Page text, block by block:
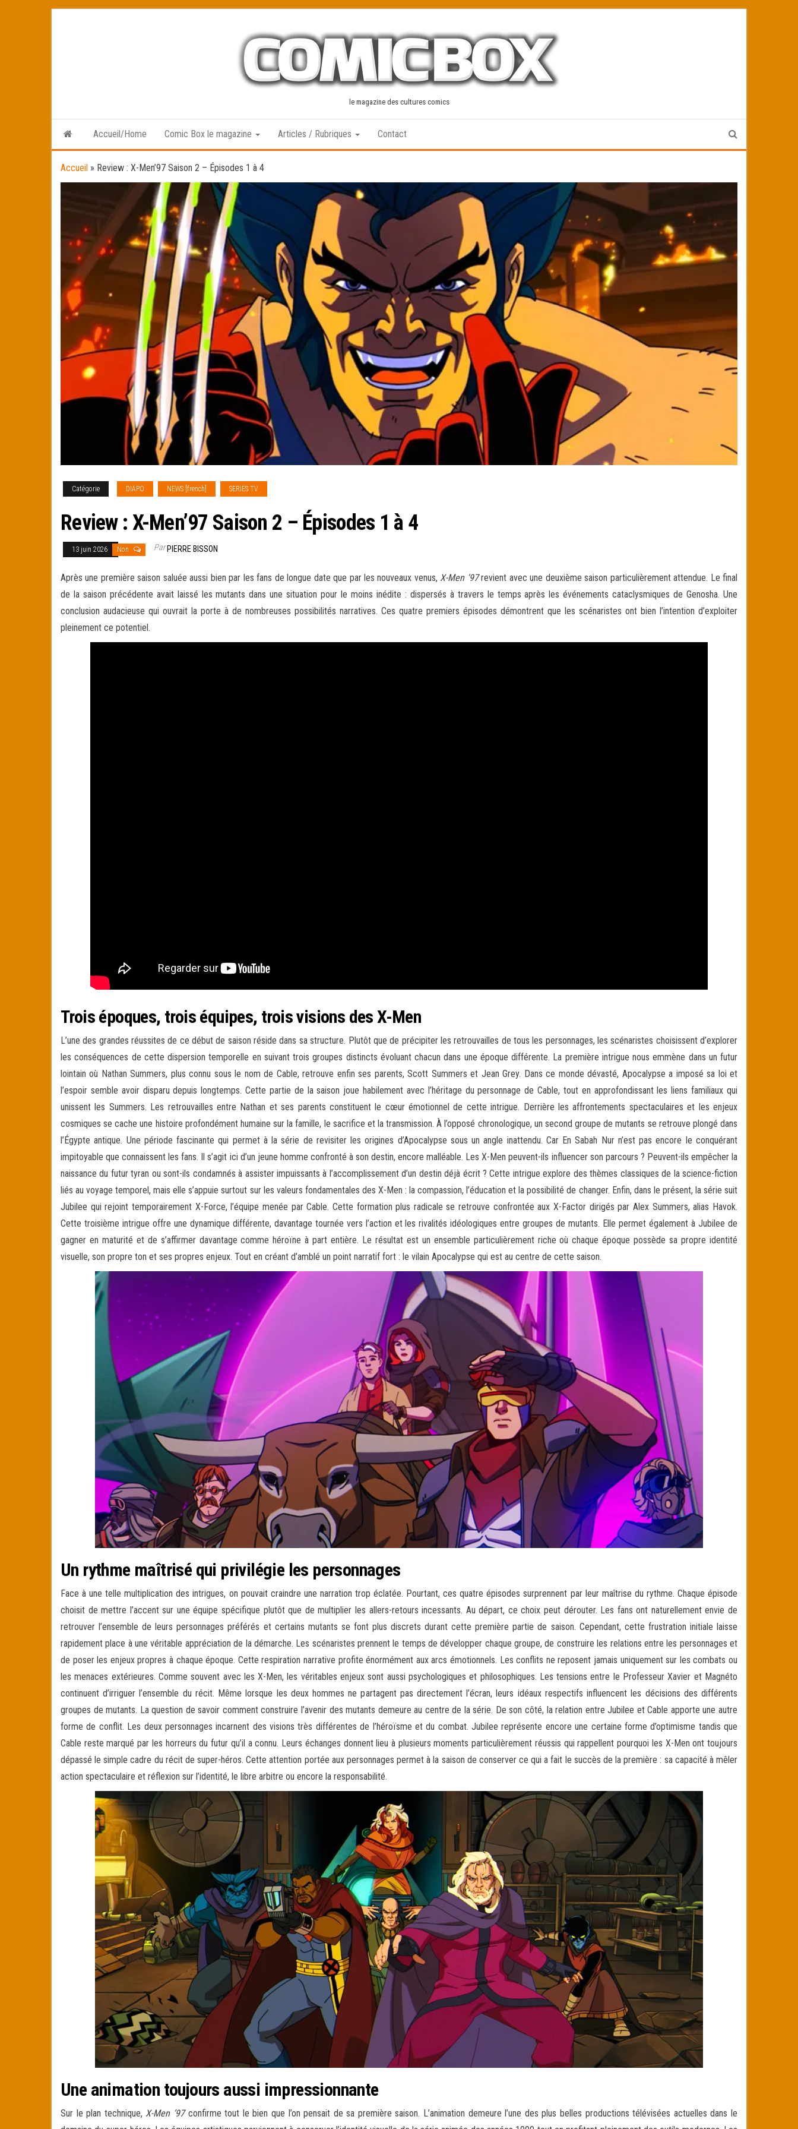
le magazine des cultures comics
Accueil/Home Comic Box le magazine Articles / Rubriques Contact
Accueil » Review : X-Men’97 Saison 2 – Épisodes 1 à 4
Catégorie DIAPO NEWS [french] SERIES TV
Review : X-Men’97 Saison 2 – Épisodes 1 à 4
13 juin 2026 Non ParPIERRE BISSON
Après une première saison saluée aussi bien par les fans de longue date que par les nouveaux venus,X-Men ’97revient avec une deuxième saison particulièrement attendue. Le final
de la saison précédente avait laissé les mutants dans une situation pour le moins inédite : dispersés à travers le temps après les événements cataclysmiques de Genosha. Une
conclusion audacieuse qui ouvrait la porte à de nombreuses possibilités narratives. Ces quatre premiers épisodes démontrent que les scénaristes ont bien l’intention d’exploiter
pleinement ce potentiel.
Trois époques, trois équipes, trois visions des X-Men
L’une des grandes réussites de ce début de saison réside dans sa structure. Plutôt que de précipiter les retrouvailles de tous les personnages, les scénaristes choisissent d’explorer
les conséquences de cette dispersion temporelle en suivant trois groupes distincts évoluant chacun dans une époque différente. La première intrigue nous emmène dans un futur
lointain où Nathan Summers, plus connu sous le nom de Cable, retrouve enfin ses parents, Scott Summers et Jean Grey. Dans ce monde dévasté, Apocalypse a imposé sa loi et
l’espoir semble avoir disparu depuis longtemps. Cette partie de la saison joue habilement avec l’héritage du personnage de Cable, tout en approfondissant les liens familiaux qui
unissent les Summers. Les retrouvailles entre Nathan et ses parents constituent le cœur émotionnel de cette intrigue. Derrière les affrontements spectaculaires et les enjeux
cosmiques se cache une histoire profondément humaine sur la famille, le sacrifice et la transmission. À l’opposé chronologique, un second groupe de mutants se retrouve plongé dans
l’Égypte antique. Une période fascinante qui permet à la série de revisiter les origines d’Apocalypse sous un angle inattendu. Car En Sabah Nur n’est pas encore le conquérant
impitoyable que connaissent les fans. Il s’agit ici d’un jeune homme confronté à son destin, encore malléable. Les X-Men peuvent-ils influencer son parcours ? Peuvent-ils empêcher la
naissance du futur tyran ou sont-ils condamnés à assister impuissants à l’accomplissement d’un destin déjà écrit ? Cette intrigue explore des thèmes classiques de la science-fiction
liés au voyage temporel, mais elle s’appuie surtout sur les valeurs fondamentales des X-Men : la compassion, l’éducation et la possibilité de changer. Enfin, dans le présent, la série suit
Jubilee qui rejoint temporairement X-Force, l’équipe menée par Cable. Cette formation plus radicale se retrouve confrontée aux X-Factor dirigés par Alex Summers, alias Havok.
Cette troisième intrigue offre une dynamique différente, davantage tournée vers l’action et les rivalités idéologiques entre groupes de mutants. Elle permet également à Jubilee de
gagner en maturité et de s’affirmer davantage comme héroïne à part entière. Le résultat est un ensemble particulièrement riche où chaque époque possède sa propre identité
visuelle, son propre ton et ses propres enjeux. Tout en créant d’amblé un point narratif fort : le vilain Apocalypse qui est au centre de cette saison.
Un rythme maîtrisé qui privilégie les personnages
Face à une telle multiplication des intrigues, on pouvait craindre une narration trop éclatée. Pourtant, ces quatre épisodes surprennent par leur maîtrise du rythme. Chaque épisode
choisit de mettre l’accent sur une équipe spécifique plutôt que de multiplier les allers-retours incessants. Au départ, ce choix peut dérouter. Les fans ont naturellement envie de
retrouver l’ensemble de leurs personnages préférés et certains mutants se font plus discrets durant cette première partie de saison. Cependant, cette frustration initiale laisse
rapidement place à une véritable appréciation de la démarche. Les scénaristes prennent le temps de développer chaque groupe, de construire les relations entre les personnages et
de poser les enjeux propres à chaque époque. Cette respiration narrative profite énormément aux arcs émotionnels. Les conflits ne reposent jamais uniquement sur les combats ou
les menaces extérieures. Comme souvent avec les X-Men, les véritables enjeux sont aussi psychologiques et philosophiques. Les tensions entre le Professeur Xavier et Magnéto
continuent d’irriguer l’ensemble du récit. Même lorsque les deux hommes ne partagent pas directement l’écran, leurs idéaux respectifs influencent les décisions des différents
groupes de mutants. La question de savoir comment construire l’avenir des mutants demeure au centre de la série. De son côté, la relation entre Jubilee et Cable apporte une autre
forme de conflit. Les deux personnages incarnent des visions très différentes de l’héroïsme et du combat. Jubilee représente encore une certaine forme d’optimisme tandis que
Cable reste marqué par les horreurs du futur qu’il a connu. Leurs échanges donnent lieu à plusieurs moments particulièrement réussis qui rappellent pourquoi les X-Men ont toujours
dépassé le simple cadre du récit de super-héros. Cette attention portée aux personnages permet à la saison de conserver ce qui a fait le succès de la première : sa capacité à mêler
action spectaculaire et réflexion sur l’identité, le libre arbitre ou encore la responsabilité.
Une animation toujours aussi impressionnante
Sur le plan technique, X-Men ’97confirme tout le bien que l’on pensait de sa première saison. L’animation demeure l’une des plus belles productions télévisées actuelles dans le